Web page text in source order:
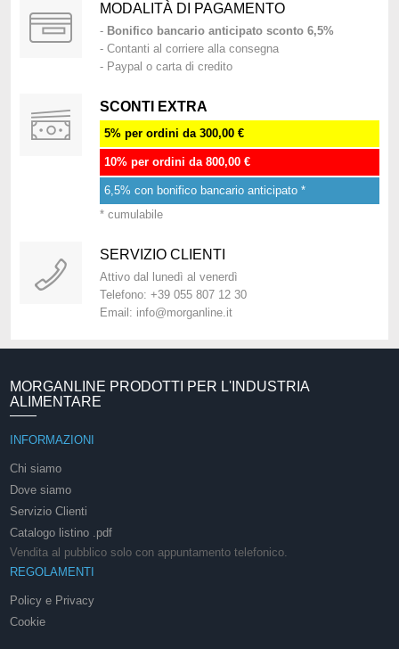
MODALITÀ DI PAGAMENTO
- Bonifico bancario anticipato sconto 6,5%
- Contanti al corriere alla consegna
- Paypal o carta di credito
SCONTI EXTRA
5% per ordini da 300,00 €
10% per ordini da 800,00 €
6,5% con bonifico bancario anticipato *
* cumulabile
SERVIZIO CLIENTI
Attivo dal lunedì al venerdì
Telefono: +39 055 807 12 30
Email: info@morganline.it
MORGANLINE PRODOTTI PER L'INDUSTRIA
ALIMENTARE
INFORMAZIONI
Chi siamo
Dove siamo
Servizio Clienti
Catalogo listino .pdf
Vendita al pubblico solo con appuntamento telefonico.
REGOLAMENTI
Policy e Privacy
Cookie